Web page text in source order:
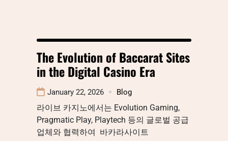
The Evolution of Baccarat Sites
in the Digital Casino Era
January 22, 2026 Blog
라이브 카지노에서는 Evolution Gaming,
Pragmatic Play, Playtech 등의 글로벌 공급
업체와 협력하여 바카라사이트